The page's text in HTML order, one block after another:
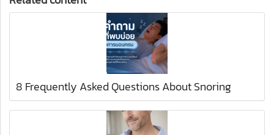
8 Frequently Asked Questions About Snoring